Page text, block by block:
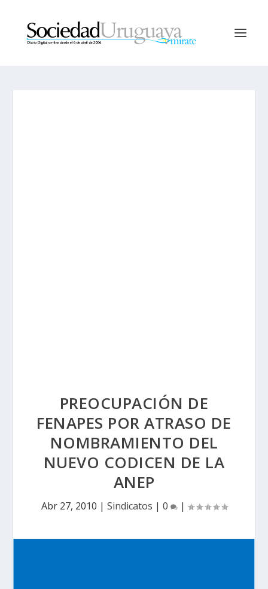
PREOCUPACIÓN DE
FENAPES POR ATRASO DE
NOMBRAMIENTO DEL
NUEVO CODICEN DE LA
ANEP
Abr 27, 2010 | Sindicatos | 0 |